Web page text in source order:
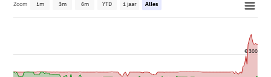
€ 300
Zoom 1m 3m 6m YTD 1 jaar Alles